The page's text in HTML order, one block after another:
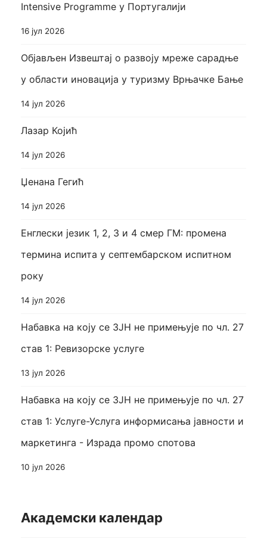
Intensive Programme у Португалији
16 јул 2026
Објављен Извештај о развоју мреже сарадње
у области иновација у туризму Врњачке Бање
14 јул 2026
Лазар Којић
14 јул 2026
Џенана Гегић
14 јул 2026
Енглески језик 1, 2, 3 и 4 смер ГМ: промена
термина испита у септембарском испитном
року
14 јул 2026
Набавка на коју се ЗЈН не примењује по чл. 27
став 1: Ревизорске услуге
13 јул 2026
Набавка на коју се ЗЈН не примењује по чл. 27
став 1: Услуге-Услуга информисања јавности и
маркетинга - Израда промо спотова
10 јул 2026
Академски календар